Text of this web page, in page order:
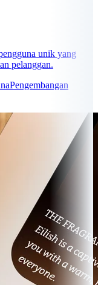
unik yang
pelanggan.
Pengembangan